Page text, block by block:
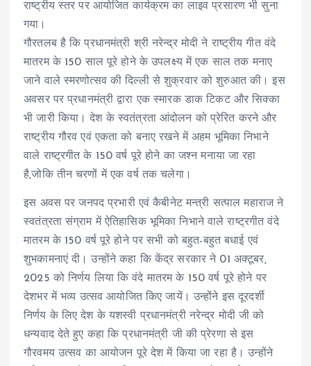
राष्ट्रीय स्तर पर आयोजित कार्यक्रम का लाइव प्रसारण भी सुना
गया।
गौरतलब है कि प्रधानमंत्री श्री नरेन्द्र मोदी ने राष्ट्रीय गीत वंदे
मातरम के 150 साल पूरे होने के उपलक्ष्य में एक साल तक मनाए
जाने वाले स्मरणोत्सव की दिल्ली से शुक्रवार को शुरुआत की। इस
अवसर पर प्रधानमंत्री द्वारा एक स्मारक डाक टिकट और सिक्का
भी जारी किया। देश के स्वतंत्रता आंदोलन को प्रेरित करने और
राष्ट्रीय गौरव एवं एकता को बनाए रखने में अहम भूमिका निभाने
वाले राष्ट्रगीत के 150 वर्ष पूरे होने का जश्न मनाया जा रहा
है,जोकि तीन चरणों में एक वर्ष तक चलेगा।
इस अवस पर जनपद प्रभारी एवं कैबीनेट मन्त्री सत्पाल महाराज ने
स्वतंत्रता संग्राम में ऐतिहासिक भूमिका निभाने वाले राष्ट्रगीत वंदे
मातरम के 150 वर्ष पूरे होने पर सभी को बहुत-बहुत बधाई एवं
शुभकामनाएं दी। उन्होंने कहा कि केंद्र सरकार ने 01 अक्टूबर,
2025 को निर्णय लिया कि वंदे मातरम के 150 वर्ष पूरे होने पर
देशभर में भव्य उत्सव आयोजित किए जायें। उन्होंने इस दूरदर्शी
निर्णय के लिए देश के यशस्वी प्रधानमंत्री नरेन्द्र मोदी जी को
धन्यवाद देते हुए कहा कि प्रधानमंत्री जी की प्रेरणा से इस
गौरवमय उत्सव का आयोजन पूरे देश में किया जा रहा है। उन्होंने